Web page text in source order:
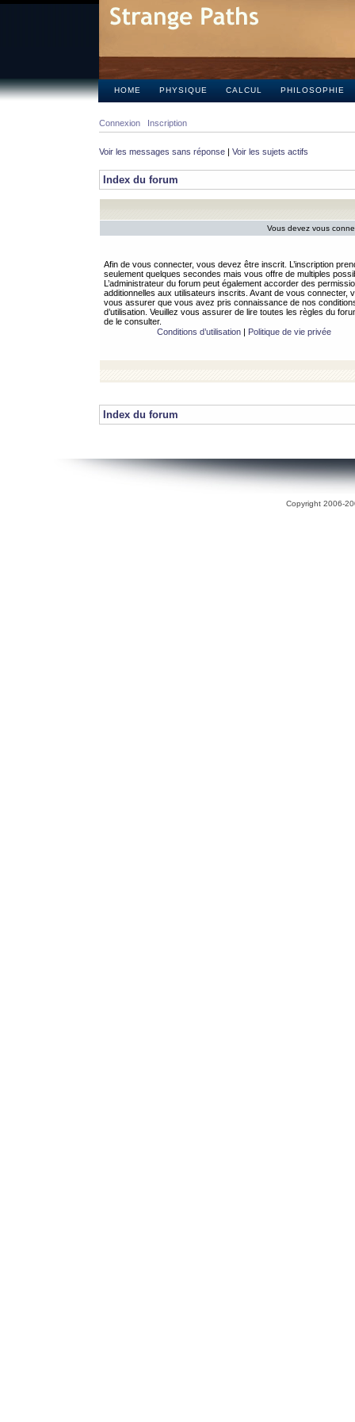
HOME PHYSIQUE CALCUL PHILOSOPHIE
Connexion Inscription
Voir les messages sans réponse | Voir les sujets actifs
Index du forum
Vous devez vous
Afin de vous connecter, vous devez être inscrit. L’inscription
seulement quelques secondes mais vous offre de multiples
L’administrateur du forum peut également accorder des
additionnelles aux utilisateurs inscrits. Avant de vous connecter,
vous assurer que vous avez pris connaissance de nos
d’utilisation. Veuillez vous assurer de lire toutes les règles du
de le consulter.
Conditions d’utilisation| Politique de vie privée
Index du forum
Copyright 2006-